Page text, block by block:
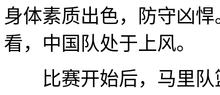
身体素质出色，防守凶
看，中国队处于上风。
比赛开始后，马里队